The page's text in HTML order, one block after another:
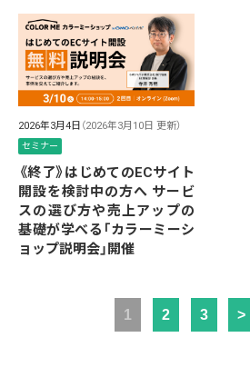
2026年3月4日 （2026年3月10日 更新）
セミナー
《終了》はじめてのECサイト
開設を検討中の方へ サービ
スの選び方や売上アップの
基礎が学べる「カラーミーシ
ョップ説明会」開催
1 2 3 >